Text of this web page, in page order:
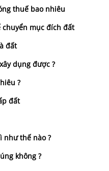
thuế bao nhiêu
mục đích đất
đất
dụng được ?
?
đất
như thế nào ?
không ?